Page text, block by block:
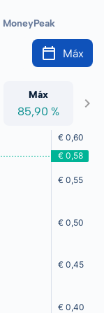
MoneyPeak
Máx
Máx
85,90 %